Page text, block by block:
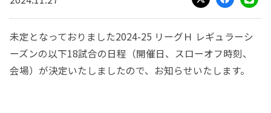
X
Facebook
LINE
未定となっておりました2024-25 リーグＨ レギュラーシ
ーズンの以下18試合の日程（開催日、スローオフ時刻、
会場）が決定いたしましたので、お知らせいたします。